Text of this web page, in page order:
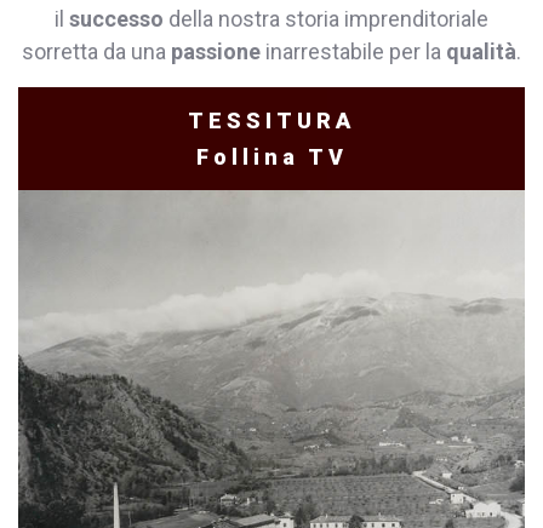
il successo della nostra storia imprenditoriale
sorretta da una passione inarrestabile per la qualità.
TESSITURA
Follina TV